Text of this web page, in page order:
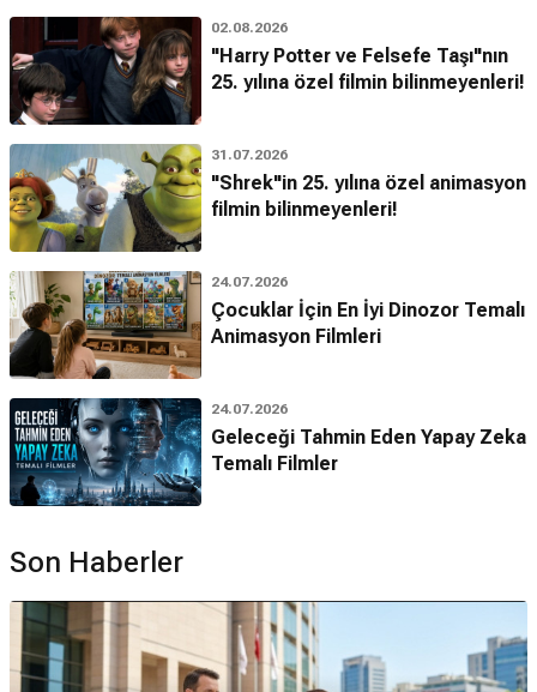
02.08.2026
"Harry Potter ve Felsefe Taşı"nın
25. yılına özel filmin bilinmeyenleri!
31.07.2026
"Shrek"in 25. yılına özel animasyon
filmin bilinmeyenleri!
24.07.2026
Çocuklar İçin En İyi Dinozor Temalı
Animasyon Filmleri
24.07.2026
Geleceği Tahmin Eden Yapay Zeka
Temalı Filmler
Son Haberler